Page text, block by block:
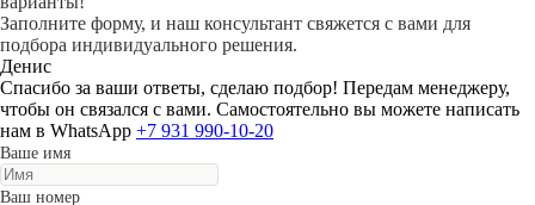
Заполните форму, и наш консультант свяжется с вами для
подбора индивидуального решения.
Денис
Спасибо за ваши ответы, сделаю подбор! Передам менеджеру,
чтобы он связался с вами. Самостоятельно вы можете написать
нам в WhatsApp +7 931 990-10-20
Ваше имя
Ваш номер